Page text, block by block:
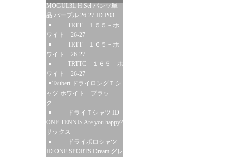
MOGUL3L H.Sel パンツ単
品 パープル 26-27 ID-P03
TRTT １５５－ホ
ワイト 26-27
TRTT １６５－ホ
ワイト 26-27
TRTTC １６５－ホ
ワイト 26-27
Taubert ドライロングＴシ
ャツ ホワイト ブラッ
ク
ドライＴシャツ ID
ONE TENNIS Are you happy?
サックス
ドライポロシャツ
ID ONE SPORTS Dream グレ